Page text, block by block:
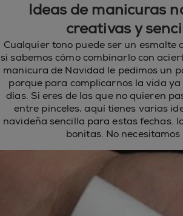
Ideas de manicuras
creativas y
Cualquier tono puede ser un esmalte
si sabemos cómo combinarlo con
manicura de Navidad le pedimos un
porque para complicarnos la vida ya
días. Si eres de las que no quieren
entre pinceles, aquí tienes varias
navideña sencilla para estas fechas.
bonitas. No necesitamos